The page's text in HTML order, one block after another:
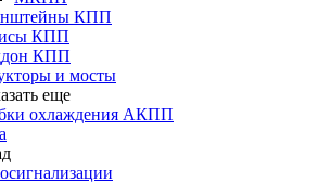
КПП
КПП
КПП
и мосты
еще
охлаждения АКПП